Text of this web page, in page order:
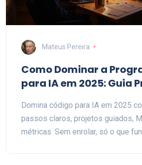
Mateus Pereira
Como Dominar a
para IA em 2025: Guia
Domina código para IA em 2025
passos claros, projetos guiados,
métricas. Sem enrolar, só o que